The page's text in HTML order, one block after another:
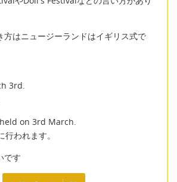
方はニュージーランドはイギリス式で
3rd.
on 3rd March.
われます。
です